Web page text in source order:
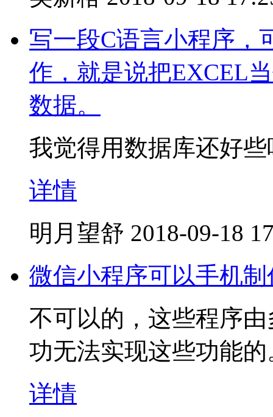
写一段C语言小程序，
作，就是说把EXCEL
数据。
我觉得用数据库还好些
详情
明月望舒 2018-09-18
微信小程序可以手机制
不可以的，这些程序
功无法实现这些功能
详情